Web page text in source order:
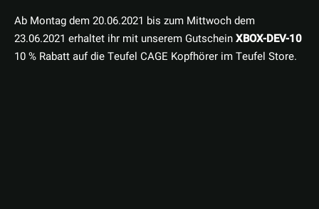
Ab Montag dem 20.06.2021 bis zum Mittwoch dem
23.06.2021 erhaltet ihr mit unserem GutscheinXBOX-DEV-10
10 % Rabatt auf die Teufel CAGE Kopfhörer im Teufel Store.